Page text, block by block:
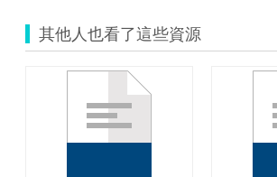
其他人也看了這些資源